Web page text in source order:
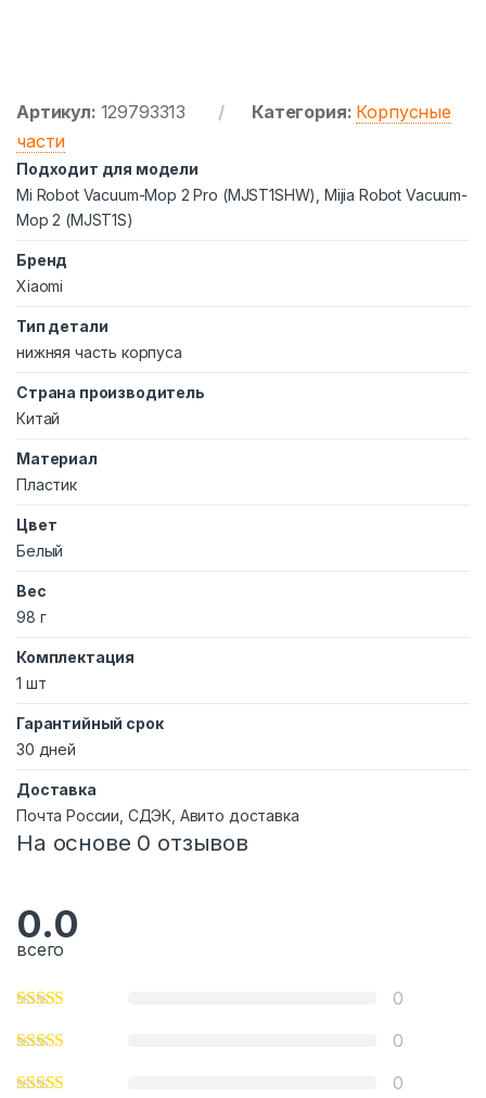
Артикул: 129793313 Категория: Корпусные
части
Подходит для модели
Mi Robot Vacuum-Mop 2 Pro (MJST1SHW), Mijia Robot Vacuum-
Mop 2 (MJST1S)
Бренд
Xiaomi
Тип детали
нижняя часть корпуса
Страна производитель
Китай
Материал
Пластик
Цвет
Белый
Вес
98 г
Комплектация
1 шт
Гарантийный срок
30 дней
Доставка
Почта России, СДЭК, Авито доставка
На основе 0 отзывов
0.0
всего
0
0
0